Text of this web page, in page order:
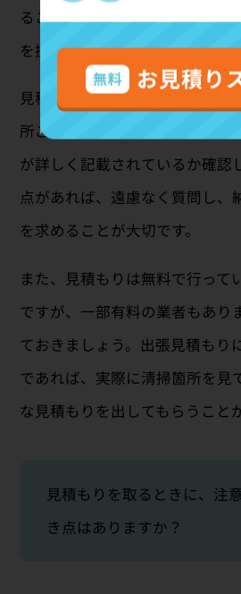
ることで、料金相場を把握し、
を提供している業者を見つける
見積もり内容が明確であること
所ごとの料金、作業費、追加料
が詳しく記載されているか確認
点があれば、遠慮なく質問し、
を求めることが大切です。
また、見積もりは無料で行って
ですが、一部有料の業者もあり
ておきましょう。出張見積もり
であれば、実際に清掃箇所を見
な見積もりを出してもらうこと
見積もりを取るときに、注
き点はありますか？